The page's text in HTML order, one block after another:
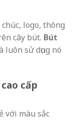
logo, thông
cây bút. Bút
luôn sử dụng nó
cấp
với màu sắc